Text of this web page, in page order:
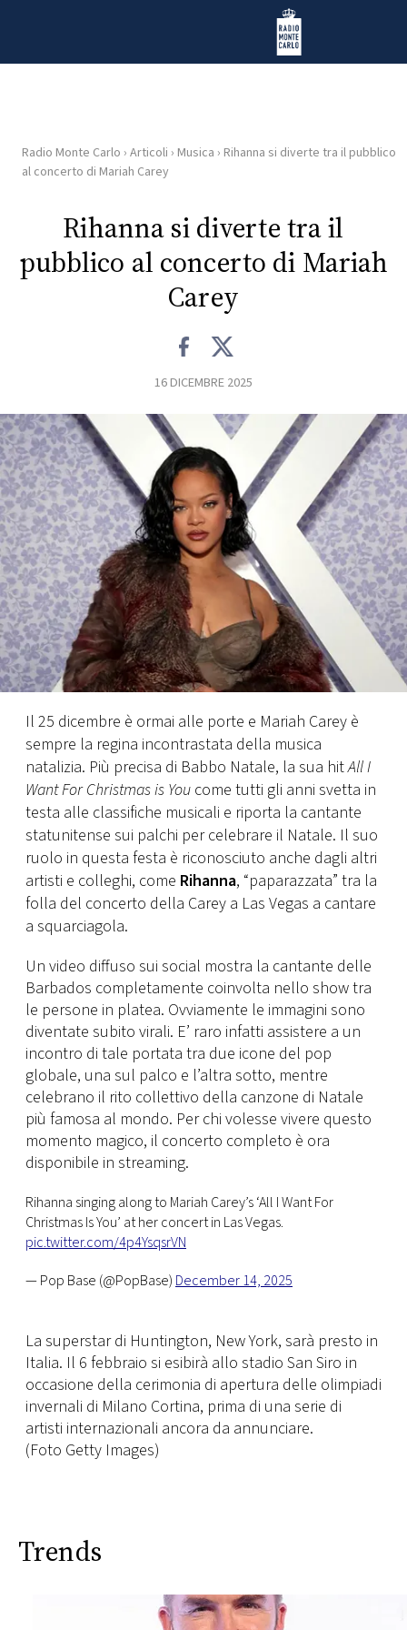
Radio Monte Carlo
HOME
RADIO
WEB
RADIO
FOTO
CONCORSI
EVENTI
VIDEO
TV
PRINCIPATO
DI
MONACO
RMC
CONSIGLIA
Radio Monte Carlo › Articoli › Musica › Rihanna si diverte tra il pubblico
al concerto di Mariah Carey
Rihanna si diverte tra il
pubblico al concerto di Mariah
Carey
16 DICEMBRE 2025
Il 25 dicembre è ormai alle porte e Mariah Carey è
sempre la regina incontrastata della musica
natalizia. Più precisa di Babbo Natale, la sua hitAll I
Want For Christmas is You come tutti gli anni svetta in
testa alle classifiche musicali e riporta la cantante
statunitense sui palchi per celebrare il Natale. Il suo
ruolo in questa festa è riconosciuto anche dagli altri
artisti e colleghi, come Rihanna, “paparazzata” tra la
folla del concerto della Carey a Las Vegas a cantare
a squarciagola.
Un video diffuso sui social mostra la cantante delle
Barbados completamente coinvolta nello show tra
le persone in platea. Ovviamente le immagini sono
diventate subito virali. E’ raro infatti assistere a un
incontro di tale portata tra due icone del pop
globale, una sul palco e l’altra sotto, mentre
celebrano il rito collettivo della canzone di Natale
più famosa al mondo. Per chi volesse vivere questo
momento magico, il concerto completo è ora
disponibile in streaming.
Rihanna singing along to Mariah Carey’s ‘All I Want For
Christmas Is You’ at her concert in Las Vegas.
pic.twitter.com/4p4YsqsrVN
— Pop Base (@PopBase) December 14, 2025
La superstar di Huntington, New York, sarà presto in
Italia. Il 6 febbraio si esibirà allo stadio San Siro in
occasione della cerimonia di apertura delle olimpiadi
invernali di Milano Cortina, prima di una serie di
artisti internazionali ancora da annunciare.
(Foto Getty Images)
Trends